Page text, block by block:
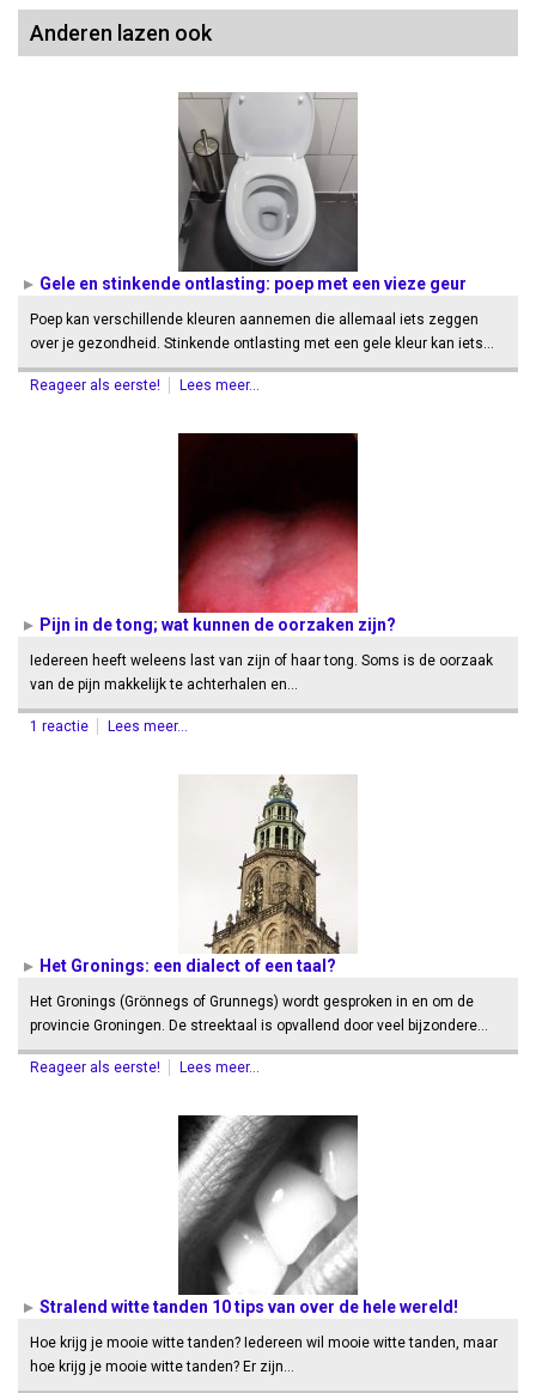
Anderen lazen ook
Gele en stinkende ontlasting: poep met een vieze geur
Poep kan verschillende kleuren aannemen die allemaal iets zeggen
over je gezondheid. Stinkende ontlasting met een gele kleur kan iets…
Reageer als eerste! Lees meer...
Pijn in de tong; wat kunnen de oorzaken zijn?
Iedereen heeft weleens last van zijn of haar tong. Soms is de oorzaak
van de pijn makkelijk te achterhalen en…
1 reactie Lees meer...
Het Gronings: een dialect of een taal?
Het Gronings (Grönnegs of Grunnegs) wordt gesproken in en om de
provincie Groningen. De streektaal is opvallend door veel bijzondere…
Reageer als eerste! Lees meer...
Stralend witte tanden 10 tips van over de hele wereld!
Hoe krijg je mooie witte tanden? Iedereen wil mooie witte tanden, maar
hoe krijg je mooie witte tanden? Er zijn…